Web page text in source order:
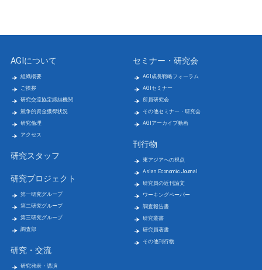
AGIについて
組織概要
ご挨拶
研究交流協定締結機関
競争的資金獲得状況
研究倫理
アクセス
研究スタッフ
研究プロジェクト
第一研究グループ
第二研究グループ
第三研究グループ
調査部
研究・交流
研究発表・講演
セミナー・研究会
AGI成長戦略フォーラム
AGIセミナー
所員研究会
その他セミナー・研究会
AGIアーカイブ動画
刊行物
東アジアへの視点
Asian Economic Journal
研究員の近刊論文
ワーキングペーパー
調査報告書
研究叢書
研究員著書
その他刊行物